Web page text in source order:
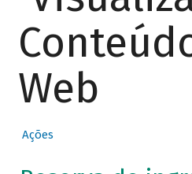
Web
Ações